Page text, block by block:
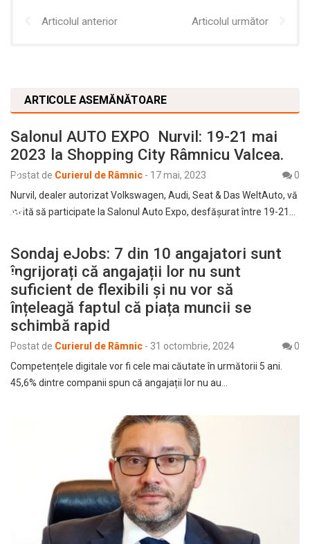
Articolul anterior Articolul următor
ARTICOLE ASEMĂNĂTOARE
Salonul AUTO EXPO Nurvil: 19-21 mai
2023 la Shopping City Râmnicu Valcea.
Postat de Curierul de Râmnic - 17 mai, 2023
0
Nurvil, dealer autorizat Volkswagen, Audi, Seat & Das WeltAuto, vă
invită să participate la Salonul Auto Expo, desfășurat între 19-21…
Sondaj eJobs: 7 din 10 angajatori sunt
îngrijorați că angajații lor nu sunt
suficient de flexibili și nu vor să
înțeleagă faptul că piața muncii se
schimbă rapid
Postat de Curierul de Râmnic - 31 octombrie, 2024
0
Competențele digitale vor fi cele mai căutate în următorii 5 ani.
45,6% dintre companii spun că angajații lor nu au…